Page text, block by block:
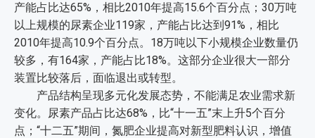
产能占比达65%，相比2010年提高15.6个百分点；30万吨
以上规模的尿素企业119家，产能占比达到91%，相比
2010年提高10.9个百分点。18万吨以下小规模企业数量仍
较多，有164家，产能占比18%。这部分企业很大一部分
装置比较落后，面临退出或转型。
产品结构呈现多元化发展态势，不能满足农业需求新
变化。尿素产品占比达68%，比“十一五”末上升5个百分
点；“十二五”期间，氮肥企业提高对新型肥料认识，增值